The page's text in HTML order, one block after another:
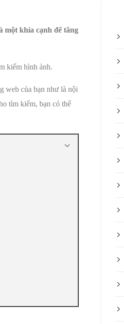
một khía cạnh để tăng
kiếm hình ảnh.
web của bạn như là nội
tìm kiếm, bạn có thể